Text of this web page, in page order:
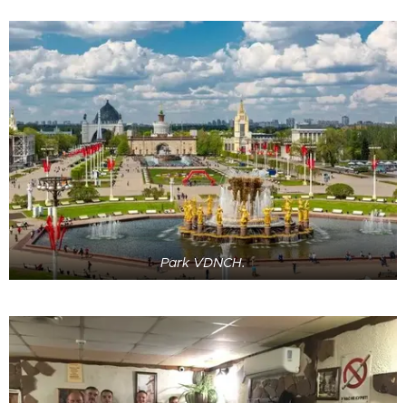
Park VDNCH.